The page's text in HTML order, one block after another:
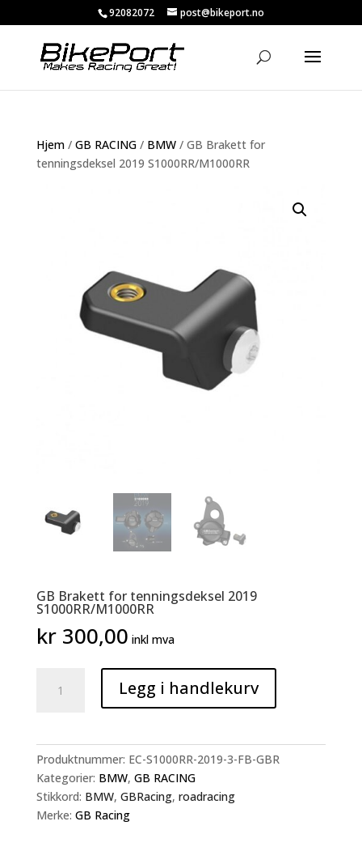
92082072 post@bikeport.no
Hjem/ GB RACING/ BMW/ GB Brakett for
tenningsdeksel 2019 S1000RR/M1000RR
GB Brakett for tenningsdeksel 2019
S1000RR/M1000RR
kr300,00 inkl mva
Brakett
2019
S1000RR/M1000RR
antall
Legg i handlekurv
Produktnummer: EC-S1000RR-2019-3-FB-GBR
Kategorier: BMW, GB RACING
Stikkord: BMW, GBRacing, roadracing
Merke: GB Racing